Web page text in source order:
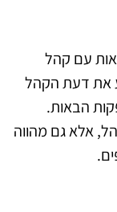
עם קהל
את דעת הקהל
הבאות.
אלא גם מהווה